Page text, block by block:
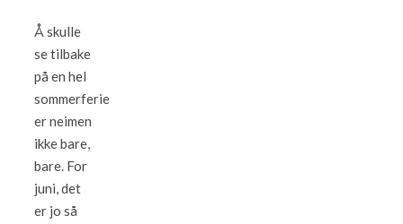
Å skulle
se tilbake
på en hel
sommerferie
er neimen
ikke bare,
bare. For
juni, det
er jo så